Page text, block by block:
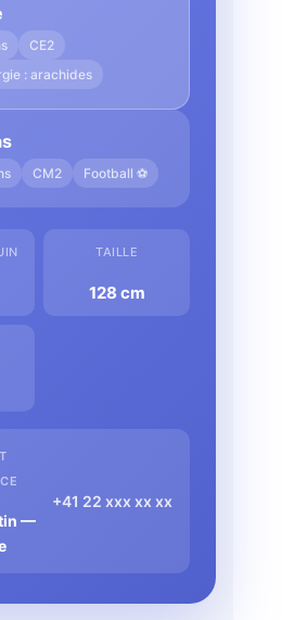
CE2
: arachides
CM2 Football ⚽
TAILLE
128 cm
—
+41 22 xxx xx xx